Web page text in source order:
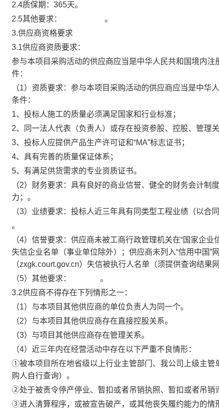
2.4质保期： 365天。
2.5其他要求：
。
3.供应商资格要求
3.1供应商资质要求：
参与本项目采购活动的供应商应当是中华人民共和国境内
件：
（1）资质要求： 参与本项目采购活动的供应商应当是中华
条件：
1、投标人施工的质量必须满足国家和行业标准；
2、同一法人代表（负责人）或存在投资参股、控股、管理
3、投标人应提供产品生产许可证和“MA”标志证书；
4、具有完善的质量保证体系；
5、有满足供货需求的专业资质证书。
（2）财务要求： 具有良好的商业信誉、健全的财务会计制
力； 。
（3）业绩要求 ： 投标人近三年具有同类型工程业绩（以合
。
（4）信誉要求：供应商未被工商行政管理机关在“国家企
失信企业名单（事业单位除外）；供应商未列入“信用中国”
（zxgk.court.gov.cn）失信被执行人名单（须提供查询结果
（5）其他要求：
。
3.2供应商不得存在下列情形之一：
（1）与本项目其他供应商的单位负责人为同一个。
（2）与本项目其他供应商存在直接控股关系。
（3）与项目其他供应商存在管理关系。
（4）近三年内在经营活动中存在以下严重不良情形：
①被本项目所在地省级以上行业主管部门、我公司上级主
购人自行查询）。
②处于被责令停产停业、暂扣或者吊销执照、暂扣或者吊销
③进入清算程序，或被宣告破产，或其他丧失履约能力的情